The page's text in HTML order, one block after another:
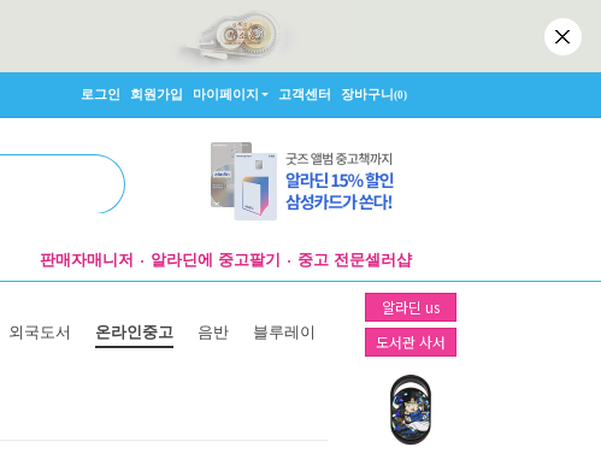
로그인 회원가입 마이페이지 고객센터 장바구니(0)
판매자매니저 알라딘에 중고팔기 중고 전문셀러샵
알라딘 us
도서관 사서
외국도서 온라인중고 음반 블루레이